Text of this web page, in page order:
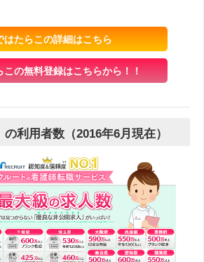
はたらこの詳細はこちら
の無料登録はこちらから！！
の利用者数（2016年6月現在）